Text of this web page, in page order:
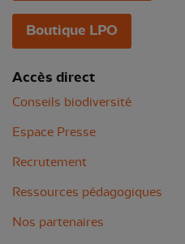
Boutique LPO
Accès direct
Conseils biodiversité
Espace Presse
Recrutement
Ressources pédagogiques
Nos partenaires